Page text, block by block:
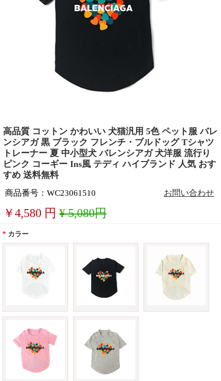
高品質 コットン かわいい 犬猫汎用 5色 ペット服 バレ
ンシアガ 黒 ブラック フレンチ・ブルドッグ Tシャツ
トレーナー 夏 中小型犬 バレンシアガ 犬洋服 流行り
ピンク コーギー Ins風 テディ ハイブランド 人気 おす
すめ 送料無料
商品番号：WC23061510 お問い合わせ
￥4,580 円 ¥ 5,080円
* カラー